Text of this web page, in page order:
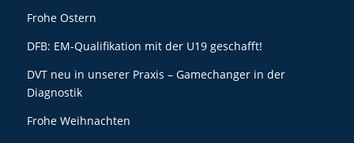
Frohe Ostern
DFB: EM-Qualifikation mit der U19 geschafft!
DVT neu in unserer Praxis – Gamechanger in der
Diagnostik
Frohe Weihnachten